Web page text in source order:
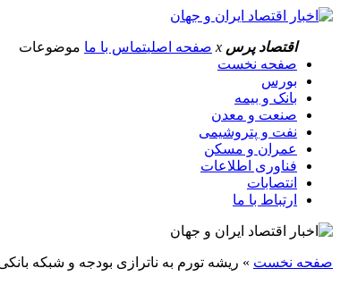
اقتصاد پرس x صفحه اصلیتماس با ما موضوعات
صفحه نخست
بورس
بانک و بیمه
صنعت و معدن
نفت و پتروشیمی
عمران و مسکن
فناوری اطلاعات
انتصابات
ارتباط با ما
صفحه نخست » ریشه تورم به ناترازی بودجه و شبکه